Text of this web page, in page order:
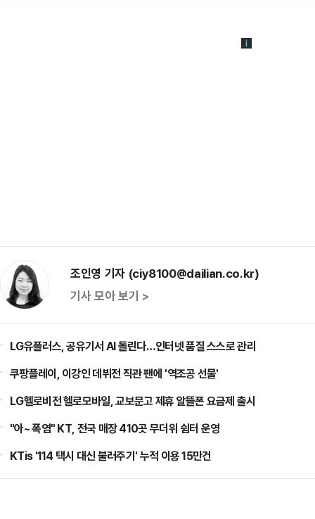
조인영 기자 (ciy8100@dailian.co.kr)
기사 모아 보기 >
LG유플러스, 공유기서 AI 돌린다…인터넷 품질 스스로 관리
쿠팡플레이, 이강인 데뷔전 직관 팬에 '역조공 선물'
LG헬로비전 헬로모바일, 교보문고 제휴 알뜰폰 요금제 출시
"아~ 폭염" KT, 전국 매장 410곳 무더위 쉼터 운영
KTis '114 택시 대신 불러주기' 누적 이용 15만건